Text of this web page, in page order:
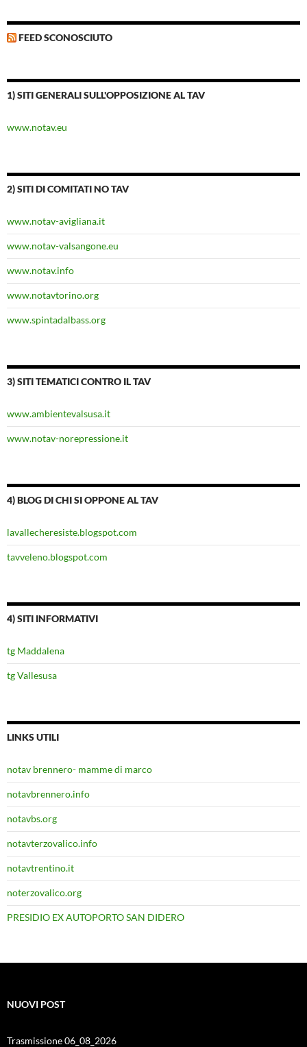
FEED SCONOSCIUTO
1) SITI GENERALI SULL'OPPOSIZIONE AL TAV
www.notav.eu
2) SITI DI COMITATI NO TAV
www.notav-avigliana.it
www.notav-valsangone.eu
www.notav.info
www.notavtorino.org
www.spintadalbass.org
3) SITI TEMATICI CONTRO IL TAV
www.ambientevalsusa.it
www.notav-norepressione.it
4) BLOG DI CHI SI OPPONE AL TAV
lavallecheresiste.blogspot.com
tavveleno.blogspot.com
4) SITI INFORMATIVI
tg Maddalena
tg Vallesusa
LINKS UTILI
notav brennero- mamme di marco
notavbrennero.info
notavbs.org
notavterzovalico.info
notavtrentino.it
noterzovalico.org
PRESIDIO EX AUTOPORTO SAN DIDERO
NUOVI POST
Trasmissione 06_08_2026